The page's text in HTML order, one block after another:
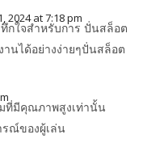
2024 at 7:18 pm
กใจสำหรับการ ปั่นสล็อต
นได้อย่างง่ายๆปั่นสล็อต
ที่มีคุณภาพสูงเท่านั้น
รณ์ของผู้เล่น